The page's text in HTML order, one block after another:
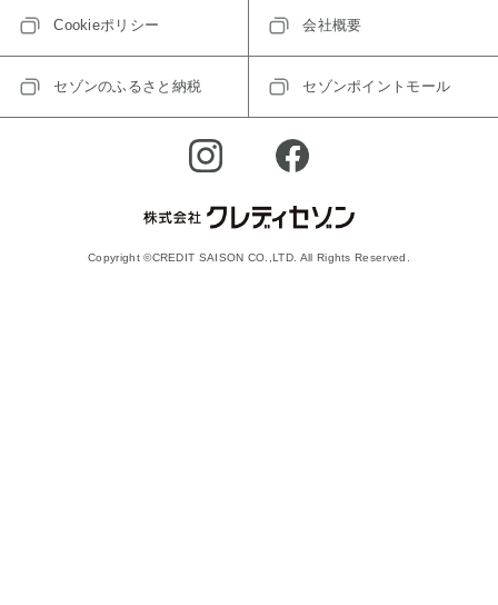
Cookieポリシー 会社概要
セゾンのふるさと納税 セゾンポイントモール
Copyright ©CREDIT SAISON CO.,LTD. All Rights Reserved.